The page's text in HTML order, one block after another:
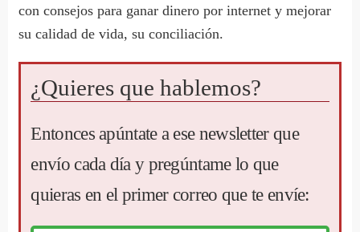
con consejos para ganar dinero por internet y mejorar
su calidad de vida, su conciliación.
¿Quieres que hablemos?
Entonces apúntate a ese newsletter que
envío cada día y pregúntame lo que
quieras en el primer correo que te envíe: